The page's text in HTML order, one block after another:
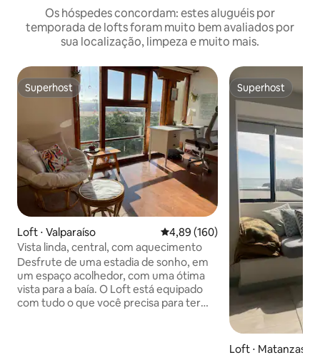
Os hóspedes concordam: estes aluguéis por
temporada de lofts foram muito bem avaliados por
sua localização, limpeza e muito mais.
Superhost
Superhost
Loft ⋅ Valparaíso 4,89 de uma avaliação média de
4,89 (160)
Vista linda, central, com aquecimento
Desfrute de uma estadia de sonho, em
um espaço acolhedor, com uma ótima
vista para a baía. O Loft está equipado
com tudo o que você precisa para ter
Superhost
Superhost
Loft ⋅ Matanzas